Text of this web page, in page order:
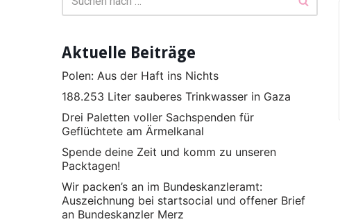
Aktuelle Beiträge
Polen: Aus der Haft ins Nichts
188.253 Liter sauberes Trinkwasser in Gaza
Drei Paletten voller Sachspenden für
Geflüchtete am Ärmelkanal
Spende deine Zeit und komm zu unseren
Packtagen!
Wir packen’s an im Bundeskanzleramt:
Auszeichnung bei startsocial und offener Brief
an Bundeskanzler Merz